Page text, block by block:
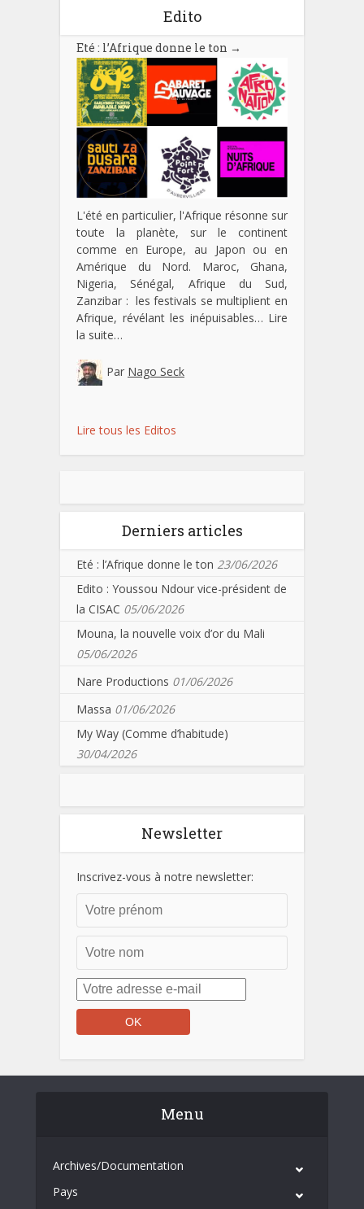
Edito
Eté : l’Afrique donne le ton →
L'été en particulier, l'Afrique résonne sur
toute la planète, sur le continent
comme en Europe, au Japon ou en
Amérique du Nord. Maroc, Ghana,
Nigeria, Sénégal, Afrique du Sud,
Zanzibar : les festivals se multiplient en
Afrique, révélant les inépuisables… Lire
la suite…
Par Nago Seck
Lire tous les Editos
Derniers articles
Eté : l’Afrique donne le ton 23/06/2026
Edito : Youssou Ndour vice-président de
la CISAC 05/06/2026
Mouna, la nouvelle voix d’or du Mali
05/06/2026
Nare Productions 01/06/2026
Massa 01/06/2026
My Way (Comme d’habitude)
30/04/2026
Newsletter
Inscrivez-vous à notre newsletter:
Menu
Archives/Documentation
Pays